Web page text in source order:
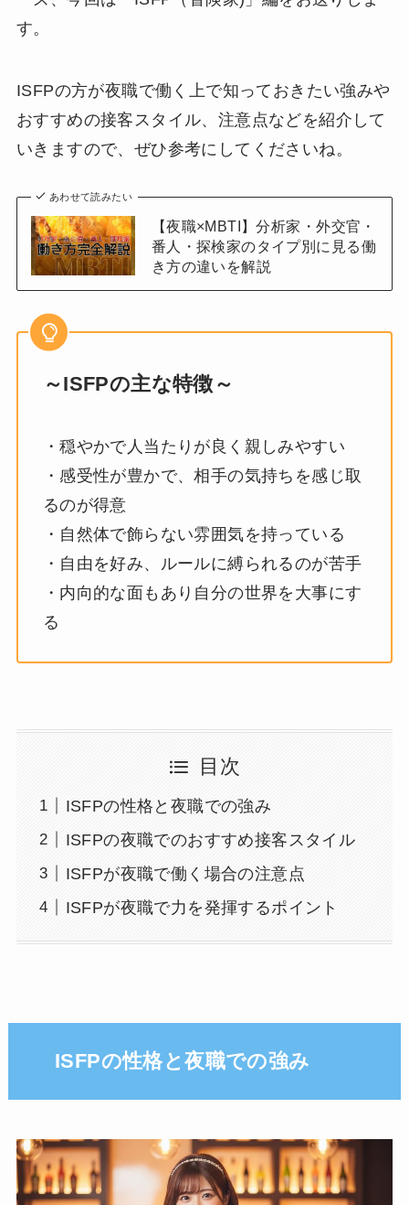
す。
ISFPの方が夜職で働く上で知っておきたい強みや
おすすめの接客スタイル、注意点などを紹介して
いきますので、ぜひ参考にしてくださいね。
あわせて読みたい
【夜職×MBTI】分析家・外交官・
番人・探検家のタイプ別に見る働
き方の違いを解説
～ISFPの主な特徴～
・穏やかで人当たりが良く親しみやすい
・感受性が豊かで、相手の気持ちを感じ取
るのが得意
・自然体で飾らない雰囲気を持っている
・自由を好み、ルールに縛られるのが苦手
・内向的な面もあり自分の世界を大事にす
る
目次
ISFPの性格と夜職での強み
ISFPの夜職でのおすすめ接客スタイル
ISFPが夜職で働く場合の注意点
ISFPが夜職で力を発揮するポイント
ISFPの性格と夜職での強み